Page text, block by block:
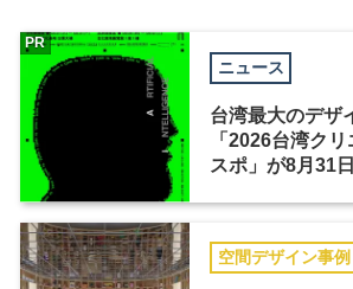
ニュース
台湾最大のデザ
「2026台湾ク
スポ」が8月31
PR
空間デザイン事例